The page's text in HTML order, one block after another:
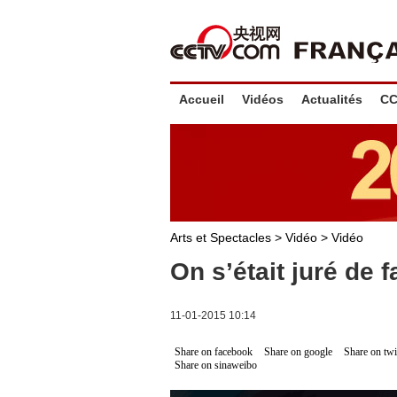
Accueil Vidéos Actualités
Arts et Spectacles > Vidéo > Vidéo
On s’était juré de
11-01-2015 10:14
Share on facebook Share on google
Share on
Share on sinaweibo